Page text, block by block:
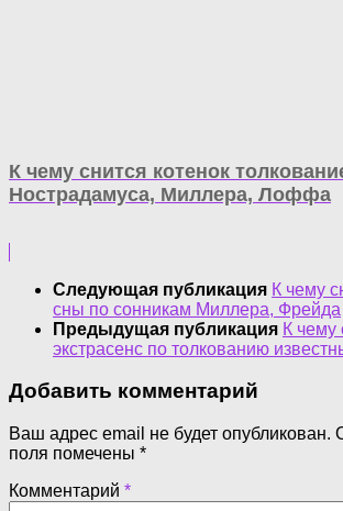
К чему снится котенок
Нострадамуса, Миллера, Лоффа
Следующая публикация К чему
сны по сонникам Миллера, Фрейда
Предыдущая публикация К чему
экстрасенс по толкованию
Добавить комментарий
Ваш адрес email не будет опубликован.
поля помечены *
Комментарий *